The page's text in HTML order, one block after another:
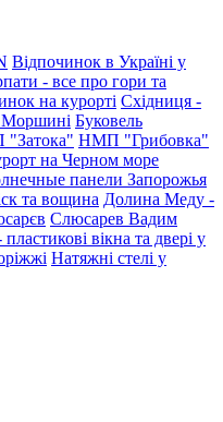
Відпочинок в Україні у
- все про гори та
на курорті Східниця -
Моршині Буковель
НМП "Грибовка"
на Черном море
панели Запорожья
та вощина Долина Меду -
Слюсарев Вадим
вікна та двері у
Натяжні стелі у